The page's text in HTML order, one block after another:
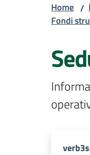
Home /
Fondi